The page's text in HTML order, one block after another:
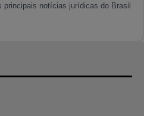
principais notícias jurídicas do Brasil